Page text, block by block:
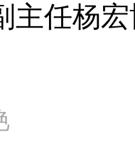
主任杨